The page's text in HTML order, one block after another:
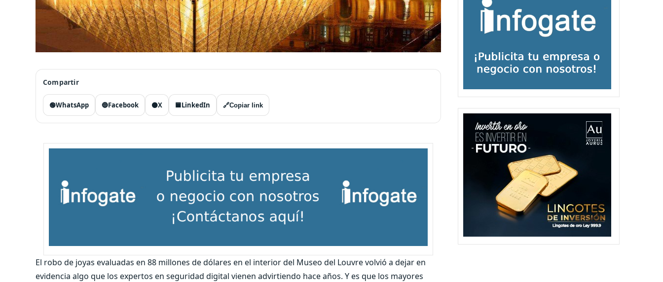
Compartir
🟢WhatsApp 🔵Facebook ⚫X 🟦LinkedIn 🔗Copiar link
El robo de joyas evaluadas en 88 millones de dólares en el interior del Museo del Louvre volvió a dejar en
evidencia algo que los expertos en seguridad digital vienen advirtiendo hace años. Y es que los mayores